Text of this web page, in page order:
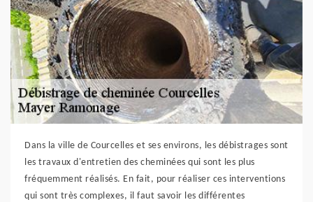
Dans la ville de Courcelles et ses environs, les débistrages sont
les travaux d'entretien des cheminées qui sont les plus
fréquemment réalisés. En fait, pour réaliser ces interventions
qui sont très complexes, il faut savoir les différentes